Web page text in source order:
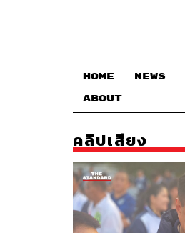
HOME NEWS
ABOUT
คลิปเสียง